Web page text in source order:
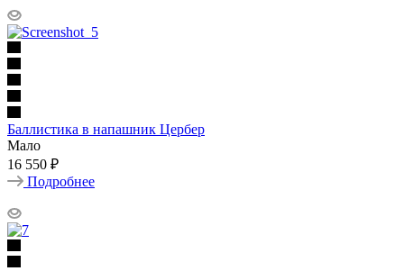
Баллистика в напашник Цербер
Мало
16 550 ₽
Подробнее